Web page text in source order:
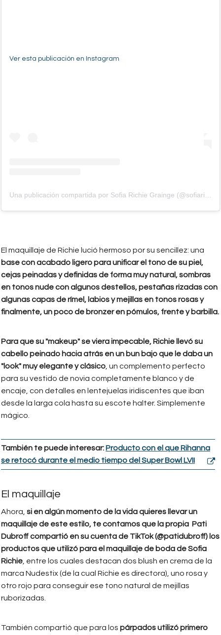
Ver esta publicación en Instagram
Una publicación compartida por Sofia Richie Grainge (@sofiarichiegrainge)
El maquillaje de Richie lució hermoso por su sencillez: una
base con acabado ligero para unificar el tono de su piel,
cejas peinadas y definidas de forma muy natural, sombras
en tonos nude con algunos destellos, pestañas rizadas con
algunas capas de rímel, labios y mejillas en tonos rosas y
finalmente, un poco de bronzer en pómulos, frente y barbilla.
Para que su "makeup" se viera impecable, Richie llevó su
cabello peinado hacia atrás en un bun bajo que le daba un
"look" muy elegante y clásico, un complemento perfecto
para su vestido de novia completamente blanco y de
encaje, con detalles en lentejuelas iridiscentes que iban
desde la larga cola hasta su escote halter. Simplemente
mágico.
También te puede interesar: Producto con el que Rihanna
se retocó durante el medio tiempo del Super Bowl LVII
El maquillaje
Ahora, si en algún momento de la vida quieres llevar un
maquillaje de este estilo, te contamos que la propia Pati
Dubroff compartió en su cuenta de TikTok (@patidubroff) los
productos que utilizó para el maquillaje de boda de Sofia
Richie, entre los cuales destacan dos blush en crema de la
marca Nudestix (de la cual Richie es directora), uno rosa y
otro rojo para conseguir ese tono natural de mejillas
ruborizadas.
También compartió que para los párpados utilizó primero